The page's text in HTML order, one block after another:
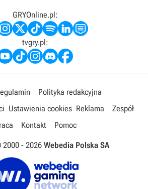
GRYOnline.pl:
tvgry.pl:
Polityka redakcyjna
Ustawienia cookies Reklama
Zespół
Kontakt Pomoc
2000 - 2026 Webedia Polska SA